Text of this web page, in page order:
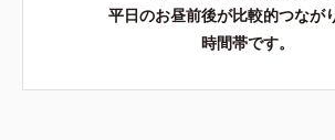
平日のお昼前後が比較的つなが
時間帯です。